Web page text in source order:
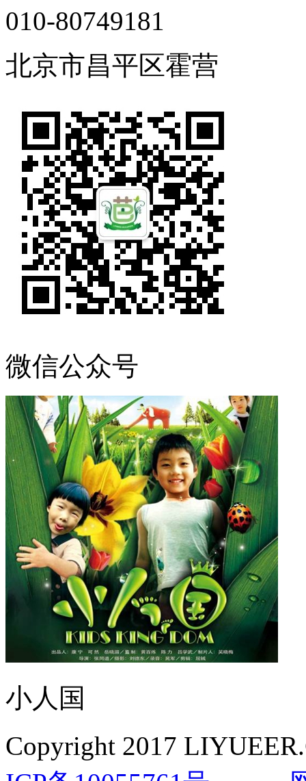
010-80749181
北京市昌平区霍营
微信公众号
小人国
Copyright 2017